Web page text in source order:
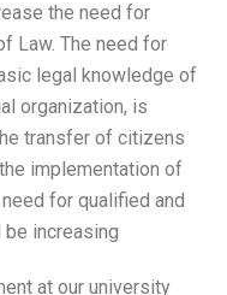
results in the legal
personnel working in the
intermediate manpower
the sector, especially the
increasing in matters
‘applications to the
the judges’ decision.
knowledgeable
Students studying this